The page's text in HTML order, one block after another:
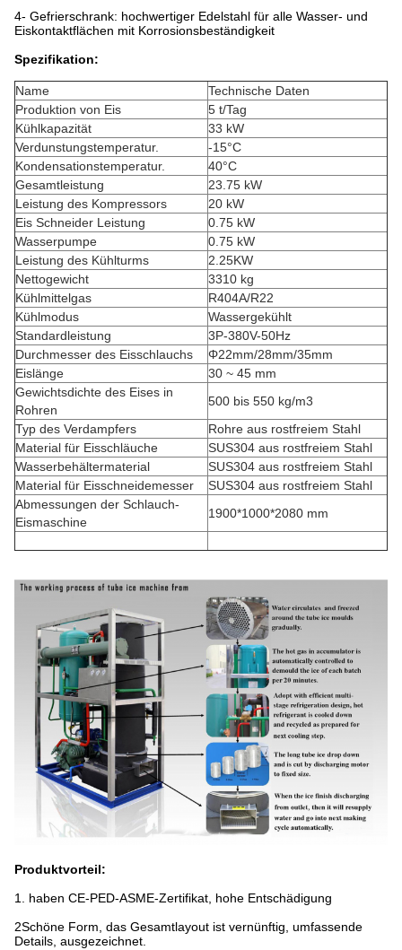
4- Gefrierschrank: hochwertiger Edelstahl für alle Wasser- und
Eiskontaktflächen mit Korrosionsbeständigkeit
Spezifikation:
Name
Technische Daten
Produktion von Eis
5 t/Tag
Kühlkapazität
33 kW
Verdunstungstemperatur.
-15°C
Kondensationstemperatur.
40°C
Gesamtleistung
23.75 kW
Leistung des Kompressors
20 kW
Eis Schneider Leistung
0.75 kW
Wasserpumpe
0.75 kW
Leistung des Kühlturms
2.25KW
Nettogewicht
3310 kg
Kühlmittelgas
R404A/R22
Kühlmodus
Wassergekühlt
Standardleistung
3P-380V-50Hz
Durchmesser des Eisschlauchs
Φ22mm/28mm/35mm
Eislänge
30 ~ 45 mm
Gewichtsdichte des Eises in
Rohren
500 bis 550 kg/m3
Typ des Verdampfers
Rohre aus rostfreiem Stahl
Material für Eisschläuche
SUS304 aus rostfreiem Stahl
Wasserbehältermaterial
SUS304 aus rostfreiem Stahl
Material für Eisschneidemesser
SUS304 aus rostfreiem Stahl
Abmessungen der Schlauch-
Eismaschine
1900*1000*2080 mm
Produktvorteil:
1. haben CE-PED-ASME-Zertifikat, hohe Entschädigung
2Schöne Form, das Gesamtlayout ist vernünftig, umfassende
Details, ausgezeichnet.